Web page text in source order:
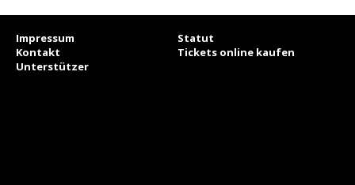
Impressum
Statut
Kontakt
Tickets online kaufen
Unterstützer